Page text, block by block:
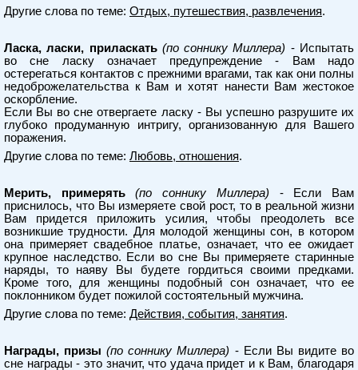
Другие слова по теме: Отдых, путешествия, развлечения.
Ласка, ласки, приласкать (по соннику Миллера) - Испытать
во сне ласку означает предупреждение - Вам надо
остерегаться контактов с прежними врагами, так как они полны
недоброжелательства к Вам и хотят нанести Вам жестокое
оскорбление.
Если Вы во сне отвергаете ласку - Вы успешно разрушите их
глубоко продуманную интригу, организованную для Вашего
поражения.
Другие слова по теме: Любовь, отношения.
Мерить, примерять (по соннику Миллера) - Если Вам
приснилось, что Вы измеряете свой рост, то в реальной жизни
Вам придется приложить усилия, чтобы преодолеть все
возникшие трудности. Для молодой женщины сон, в котором
она примеряет свадебное платье, означает, что ее ожидает
крупное наследство. Если во сне Вы примеряете старинные
наряды, то наяву Вы будете гордиться своими предками.
Кроме того, для женщины подобный сон означает, что ее
поклонником будет пожилой состоятельный мужчина.
Другие слова по теме: Действия, события, занятия.
Награды, призы (по соннику Миллера) - Если Вы видите во
сне награды - это значит, что удача придет и к Вам, благодаря